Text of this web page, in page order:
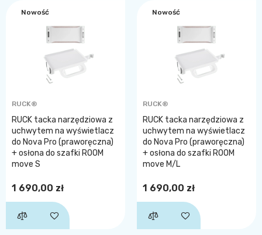
Nowość
RUCK®
RUCK tacka narzędziowa z
uchwytem na wyświetlacz
do Nova Pro (praworęczna)
+ osłona do szafki ROOM
move S
1 690,00 zł
Nowość
RUCK®
RUCK tacka narzędziowa z
uchwytem na wyświetlacz
do Nova Pro (praworęczna)
+ osłona do szafki ROOM
move M/L
1 690,00 zł